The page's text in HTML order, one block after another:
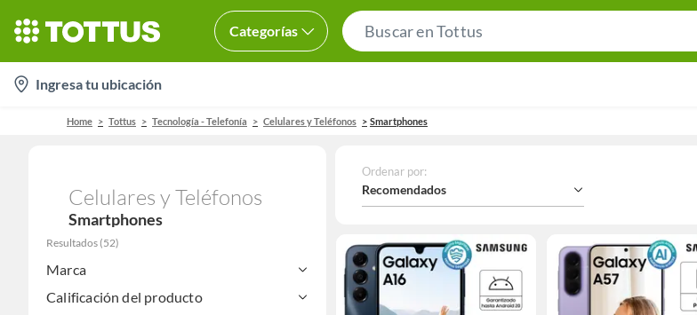
Categorías
Bar
location-
icon
Ingresa tu ubicación
Home Tottus Tecnología - Telefonía Celulares y Teléfonos Smartphones
Celulares y Teléfonos
Smartphones
Resultados (52)
Marca
Calificación del producto
Ordenar por:
Recomendados